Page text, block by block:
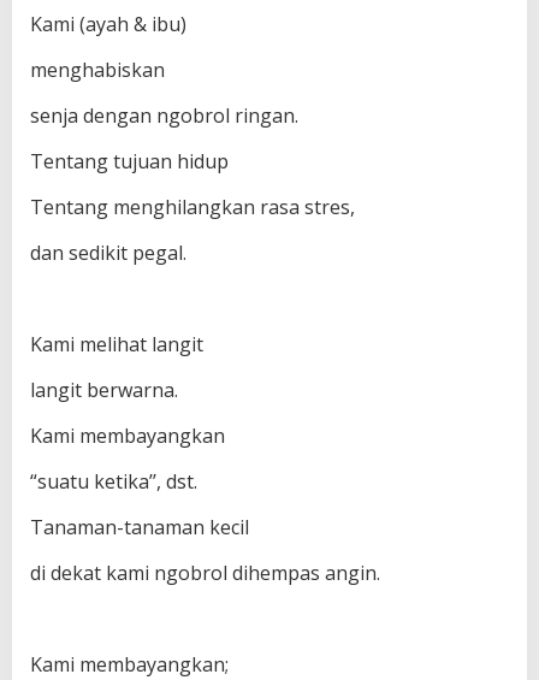
Kami (ayah & ibu)
menghabiskan
senja dengan ngobrol ringan.
Tentang tujuan hidup
Tentang menghilangkan rasa stres,
dan sedikit pegal.
Kami melihat langit
langit berwarna.
Kami membayangkan
“suatu ketika’’, dst.
Tanaman-tanaman kecil
di dekat kami ngobrol dihempas angin.
Kami membayangkan;